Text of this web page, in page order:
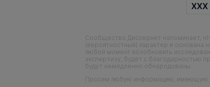
XXX
Сообщество Диссернет напоминает,
(вероятностный) характер и
любой момент возобновить
экспертизу, будет с благодарностью
будут немедленно обнародованы.
Просим любую информацию, имеющую